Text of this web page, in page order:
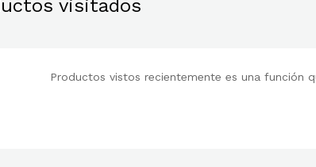
visitados
Productos vistos recientemente es una función